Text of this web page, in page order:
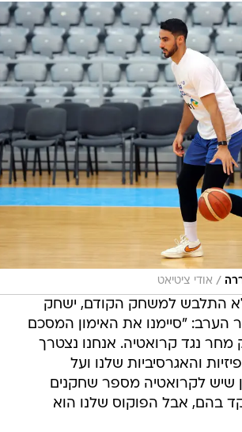
/ אודי ציטיאט
התלבש למשחק הקודם, ישחק
"סיימנו את האימון המסכם
נגד קרואטיה. אנחנו נצטרך
והאגרסיביות שלנו ועל
שיש לקרואטיה מספר שחקנים
בהם, אבל הפוקוס שלנו הוא